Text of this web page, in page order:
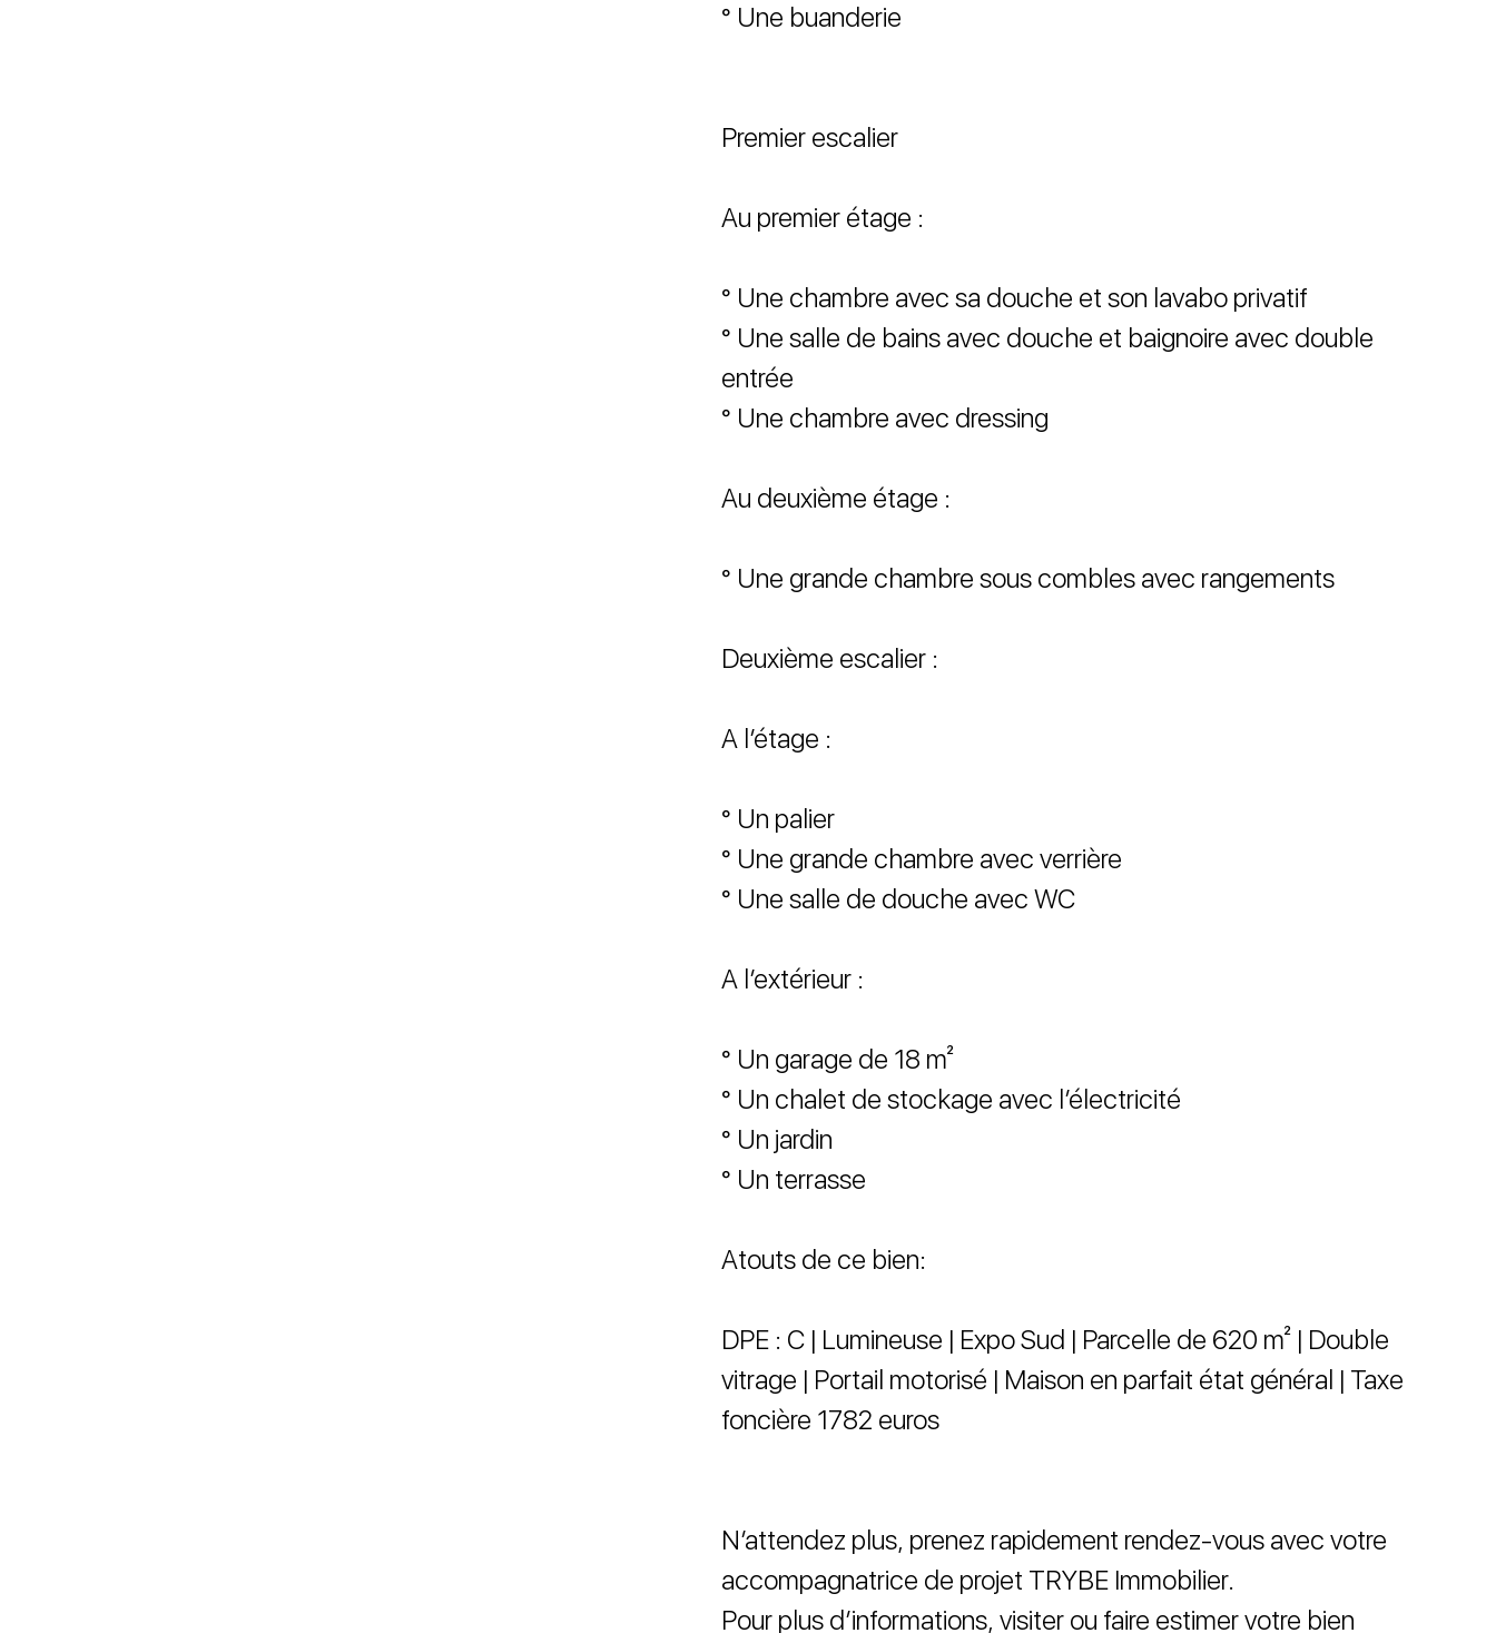
° Une buanderie
Premier escalier
Au premier étage :
° Une chambre avec sa douche et son lavabo privatif
° Une salle de bains avec douche et baignoire avec double
entrée
° Une chambre avec dressing
Au deuxième étage :
° Une grande chambre sous combles avec rangements
Deuxième escalier :
A l’étage :
° Un palier
° Une grande chambre avec verrière
° Une salle de douche avec WC
A l’extérieur :
° Un garage de 18 m²
° Un chalet de stockage avec l’électricité
° Un jardin
° Un terrasse
Atouts de ce bien:
DPE : C | Lumineuse | Expo Sud | Parcelle de 620 m² | Double
vitrage | Portail motorisé | Maison en parfait état général | Taxe
foncière 1782 euros
N’attendez plus, prenez rapidement rendez-vous avec votre
accompagnatrice de projet TRYBE Immobilier.
Pour plus d’informations, visiter ou faire estimer votre bien